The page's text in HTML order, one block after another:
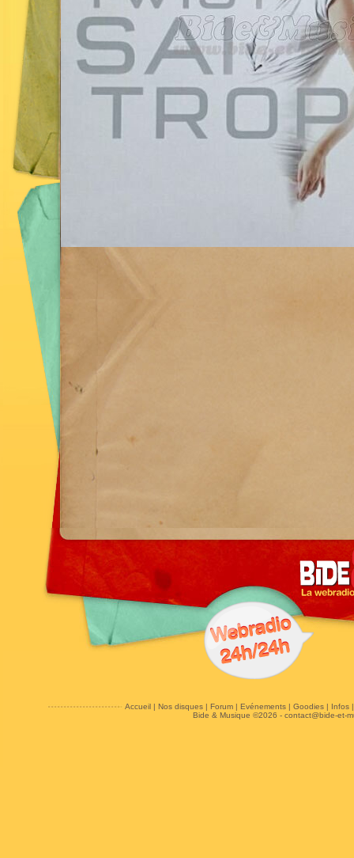
Accueil| Nos disques| Forum| Evénements| Goodies| Infos
Bide & Musique ©2026 - contact@bide-et-